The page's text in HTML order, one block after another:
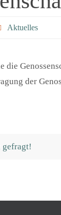
Aktuelles
die
der
gefragt!